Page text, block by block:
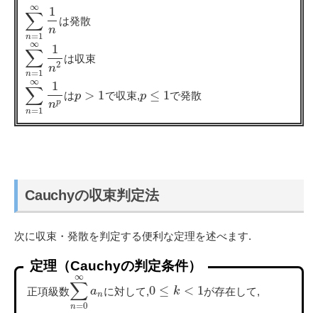
∑
n=1
∞ 1
n
は発散
∑
n=1
∞ 1
n2
は収束
∑
n=1
∞ 1
np
はp > 1で収束,p ≤ 1で発散
Cauchyの収束判定法
次に収束・発散を判定する便利な定理を述べます.
定理（Cauchyの判定条件）
正項級数∑
n=0
∞
anに対して,0 ≤ k < 1が存在して,